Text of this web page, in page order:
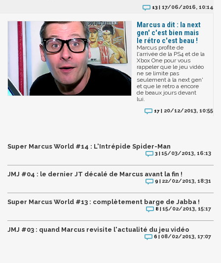
13 | 17/06/2016, 10:14
Marcus a dit : la next
gen' c'est bien mais
le rétro c'est beau !
Marcus profite de
l'arrivée de la PS4 et de la
Xbox One pour vous
rappeler que le jeu vidéo
ne se limite pas
seulement à la next gen'
et que le retro a encore
de beaux jours devant
lui.
17 | 20/12/2013, 10:55
Super Marcus World #14 : L'Intrépide Spider-Man
3 |15/03/2013, 16:13
JMJ #04 : le dernier JT décalé de Marcus avant la fin !
9 | 22/02/2013, 18:31
Super Marcus World #13 : complètement barge de Jabba !
8 |15/02/2013, 15:17
JMJ #03 : quand Marcus revisite l'actualité du jeu vidéo
6 | 08/02/2013, 17:07